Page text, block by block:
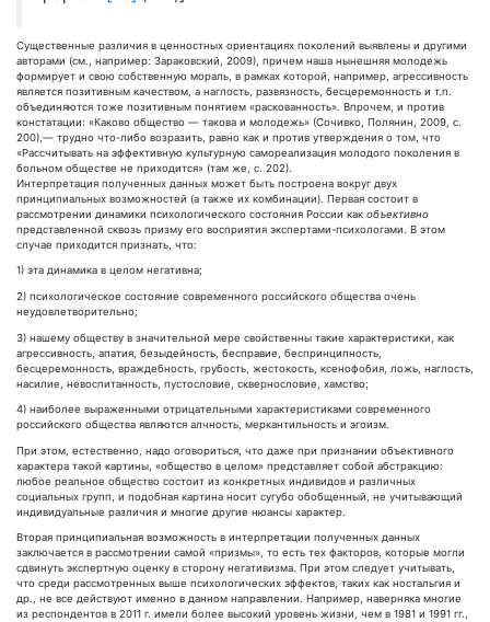
Существенные различия в ценностных ориентациях поколений выявлены и другими
авторами (см., например: Зараковский, 2009), причем наша нынешняя молодежь
формирует и свою собственную мораль, в рамках которой, например, агрессивность
является позитивным качеством, а наглость, развязность, бесцеремонность и т.п.
объединяются тоже позитивным понятием «раскованность». Впрочем, и против
констатации: «Каково общество — такова и молодежь» (Сочивко, Полянин, 2009, с.
200),— трудно что-либо возразить, равно как и против утверждения о том, что
«Рассчитывать на эффективную культурную самореализация молодого поколения в
больном обществе не приходится» (там же, с. 202).
Интерпретация полученных данных может быть построена вокруг двух
принципиальных возможностей (а также их комбинации). Первая состоит в
рассмотрении динамики психологического состояния России как объективно
представленной сквозь призму его восприятия экспертами-психологами. В этом
случае приходится признать, что:
1) эта динамика в целом негативна;
2) психологическое состояние современного российского общества очень
неудовлетворительно;
3) нашему обществу в значительной мере свойственны такие характеристики, как
агрессивность, апатия, безыдейность, бесправие, беспринципность,
бесцеремонность, враждебность, грубость, жестокость, ксенофобия, ложь, наглость,
насилие, невоспитанность, пустословие, сквернословие, хамство;
4) наиболее выраженными отрицательными характеристиками современного
российского общества являются алчность, меркантильность и эгоизм.
При этом, естественно, надо оговориться, что даже при признании объективного
характера такой картины, «общество в целом» представляет собой абстракцию:
любое реальное общество состоит из конкретных индивидов и различных
социальных групп, и подобная картина носит сугубо обобщенный, не учитывающий
индивидуальные различия и многие другие нюансы характер.
Вторая принципиальная возможность в интерпретации полученных данных
заключается в рассмотрении самой «призмы», то есть тех факторов, которые могли
сдвинуть экспертную оценку в сторону негативизма. При этом следует учитывать,
что среди рассмотренных выше психологических эффектов, таких как ностальгия и
др., не все действуют именно в данном направлении. Например, наверняка многие
из респондентов в 2011 г. имели более высокий уровень жизни, чем в 1981 и 1991 гг.,